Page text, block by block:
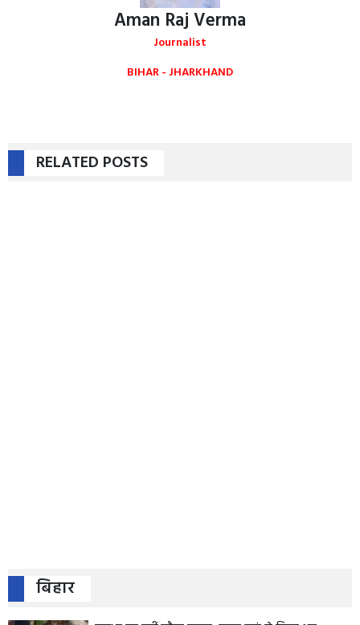
Aman Raj Verma
Journalist
BIHAR - JHARKHAND
RELATED POSTS
बिहार